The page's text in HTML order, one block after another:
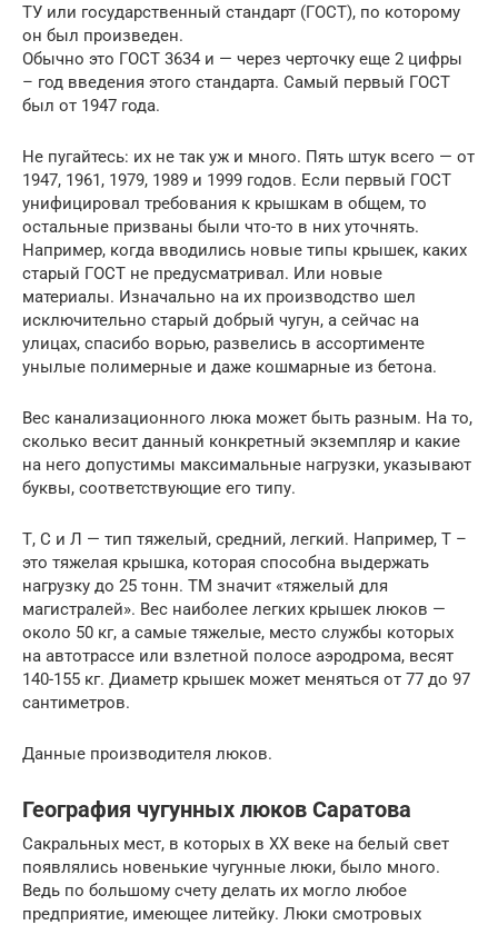
ТУ или государственный стандарт (ГОСТ), по которому
он был произведен.
Обычно это ГОСТ 3634 и — через черточку еще 2 цифры
– год введения этого стандарта. Самый первый ГОСТ
был от 1947 года.
Не пугайтесь: их не так уж и много. Пять штук всего — от
1947, 1961, 1979, 1989 и 1999 годов. Если первый ГОСТ
унифицировал требования к крышкам в общем, то
остальные призваны были что-то в них уточнять.
Например, когда вводились новые типы крышек, каких
старый ГОСТ не предусматривал. Или новые
материалы. Изначально на их производство шел
исключительно старый добрый чугун, а сейчас на
улицах, спасибо ворью, развелись в ассортименте
унылые полимерные и даже кошмарные из бетона.
Вес канализационного люка может быть разным. На то,
сколько весит данный конкретный экземпляр и какие
на него допустимы максимальные нагрузки, указывают
буквы, соответствующие его типу.
Т, С и Л — тип тяжелый, средний, легкий. Например, Т –
это тяжелая крышка, которая способна выдержать
нагрузку до 25 тонн. ТМ значит «тяжелый для
магистралей». Вес наиболее легких крышек люков —
около 50 кг, а самые тяжелые, место службы которых
на автотрассе или взлетной полосе аэродрома, весят
140-155 кг. Диаметр крышек может меняться от 77 до 97
сантиметров.
Данные производителя люков.
География чугунных люков Саратова
Сакральных мест, в которых в XX веке на белый свет
появлялись новенькие чугунные люки, было много.
Ведь по большому счету делать их могло любое
предприятие, имеющее литейку. Люки смотровых